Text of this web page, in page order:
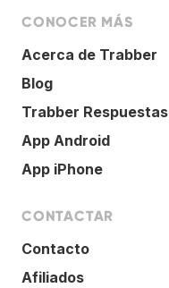
CONOCER MÁS
Acerca de Trabber
Blog
Trabber Respuestas
App Android
App iPhone
CONTACTAR
Contacto
Afiliados